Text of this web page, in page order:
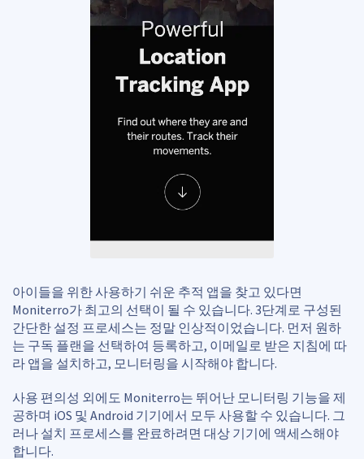
아이들을 위한 사용하기 쉬운 추적 앱을 찾고 있다면
Moniterro가 최고의 선택이 될 수 있습니다. 3단계로 구성된
간단한 설정 프로세스는 정말 인상적이었습니다. 먼저 원하
는 구독 플랜을 선택하여 등록하고, 이메일로 받은 지침에 따
라 앱을 설치하고, 모니터링을 시작해야 합니다.
사용 편의성 외에도 Moniterro는 뛰어난 모니터링 기능을 제
공하며 iOS 및 Android 기기에서 모두 사용할 수 있습니다. 그
러나 설치 프로세스를 완료하려면 대상 기기에 액세스해야
합니다.